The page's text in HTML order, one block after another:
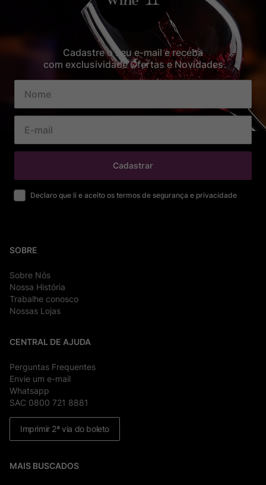
Cadastre o seu e-mail e receba
com exclusividade Ofertas e Novidades
Cadastrar
Declaro que li e aceito os termos de segurança e privacidade
SOBRE
Sobre Nós
Nossa História
Trabalhe conosco
Nossas Lojas
CENTRAL DE AJUDA
Perguntas Frequentes
Envie um e-mail
Whatsapp
SAC 0800 721 8881
Imprimir 2ª via do boleto
MAIS BUSCADOS